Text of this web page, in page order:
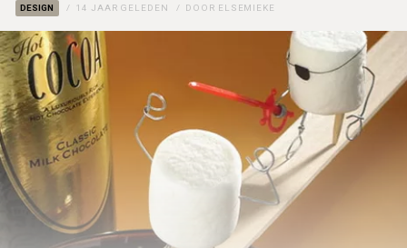
DESIGN 14 JAAR GELEDEN DOOR ELSEMIEKE